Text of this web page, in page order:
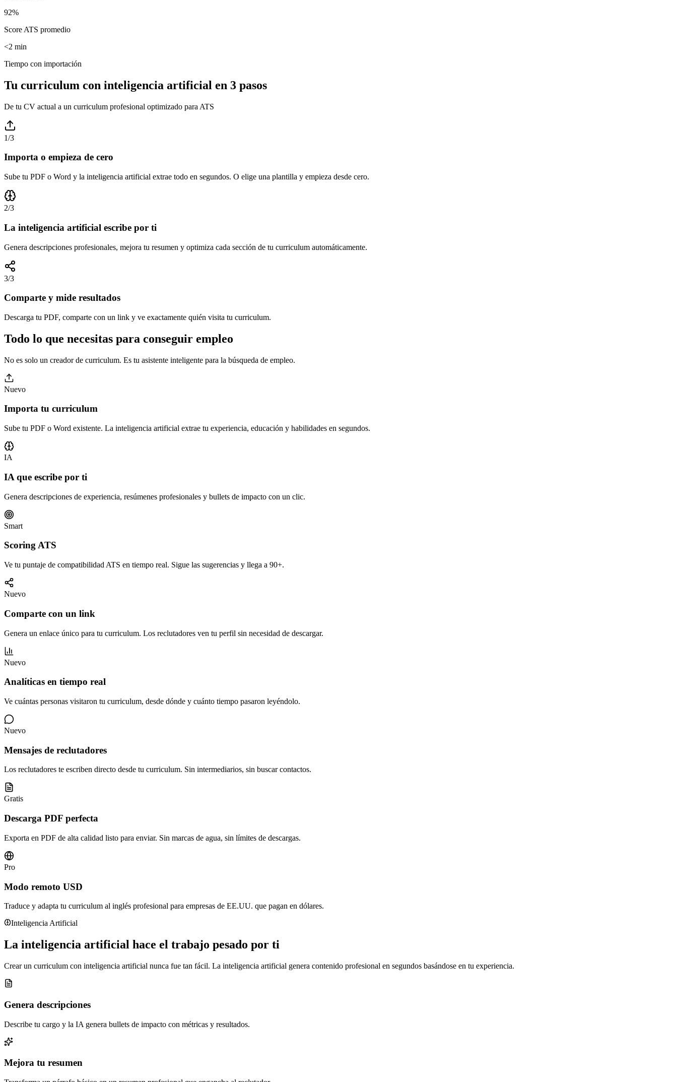
92%
Score ATS promedio
<2 min
Tiempo con importación
Tu curriculum con inteligencia artificial en 3 pasos
De tu CV actual a un curriculum profesional optimizado para ATS
1/3
Importa o empieza de cero
Sube tu PDF o Word y la inteligencia artificial extrae todo en segundos. O elige una plantilla y empieza desde cero.
2/3
La inteligencia artificial escribe por ti
Genera descripciones profesionales, mejora tu resumen y optimiza cada sección de tu curriculum automáticamente.
3/3
Comparte y mide resultados
Descarga tu PDF, comparte con un link y ve exactamente quién visita tu curriculum.
Todo lo que necesitas para conseguir empleo
No es solo un creador de curriculum. Es tu asistente inteligente para la búsqueda de empleo.
Nuevo
Importa tu curriculum
Sube tu PDF o Word existente. La inteligencia artificial extrae tu experiencia, educación y habilidades en segundos.
IA
IA que escribe por ti
Genera descripciones de experiencia, resúmenes profesionales y bullets de impacto con un clic.
Smart
Scoring ATS
Ve tu puntaje de compatibilidad ATS en tiempo real. Sigue las sugerencias y llega a 90+.
Nuevo
Comparte con un link
Genera un enlace único para tu curriculum. Los reclutadores ven tu perfil sin necesidad de descargar.
Nuevo
Analíticas en tiempo real
Ve cuántas personas visitaron tu curriculum, desde dónde y cuánto tiempo pasaron leyéndolo.
Nuevo
Mensajes de reclutadores
Los reclutadores te escriben directo desde tu curriculum. Sin intermediarios, sin buscar contactos.
Gratis
Descarga PDF perfecta
Exporta en PDF de alta calidad listo para enviar. Sin marcas de agua, sin límites de descargas.
Pro
Modo remoto USD
Traduce y adapta tu curriculum al inglés profesional para empresas de EE.UU. que pagan en dólares.
Inteligencia Artificial
La inteligencia artificial hace el trabajo pesado por ti
Crear un curriculum con inteligencia artificial nunca fue tan fácil. La inteligencia artificial genera contenido profesional en segundos basándose en tu experiencia.
Genera descripciones
Describe tu cargo y la IA genera bullets de impacto con métricas y resultados.
Mejora tu resumen